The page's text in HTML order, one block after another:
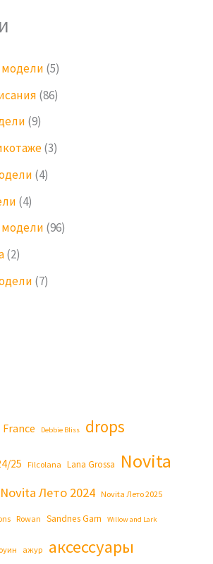
модели (5)
(86)
(9)
(3)
(4)
(4)
модели (96)
(2)
(7)
Debbie Bliss drops
25 Filcolana Lana Grossa Novita
Novita Лето 2024 Novita Лето 2025
Rowan Sandnes Garn Willow and Lark
ажур аксессуары